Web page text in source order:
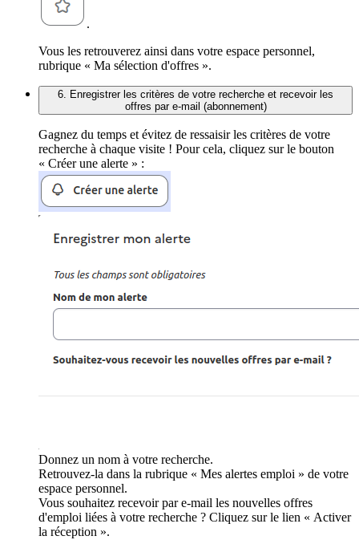
.
Vous les retrouverez ainsi dans votre espace personnel,
rubrique « Ma sélection d'offres ».
6. Enregistrer les critères de votre recherche et recevoir les
offres par e-mail (abonnement)
Gagnez du temps et évitez de ressaisir les critères de votre
recherche à chaque visite ! Pour cela, cliquez sur le bouton
« Créer une alerte » :
Donnez un nom à votre recherche.
Retrouvez-la dans la rubrique « Mes alertes emploi » de votre
espace personnel.
Vous souhaitez recevoir par e-mail les nouvelles offres
d'emploi liées à votre recherche ? Cliquez sur le lien « Activer
la réception ».